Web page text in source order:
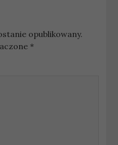
opublikowany.
*